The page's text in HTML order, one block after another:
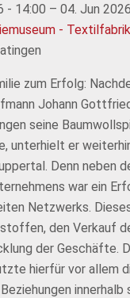
- 14:00 – 04. Jun
-
zum Erfolg:
Johann
seine
unterhielt er
Denn neben
war ein
Netzwerks.
den Verkauf
der Geschäfte.
hierfür vor allem
innerhalb